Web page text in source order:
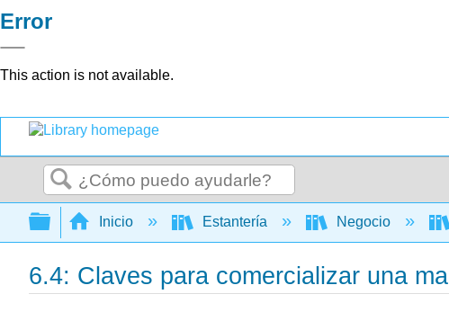
Error
This action is not available.
Buscar
Expandir/contraer jerarquía global
Inicio Estantería Negocio
6.4: Claves para comercializar una